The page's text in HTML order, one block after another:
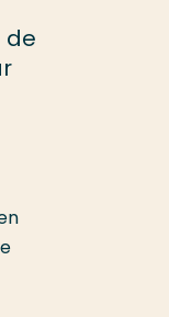
de